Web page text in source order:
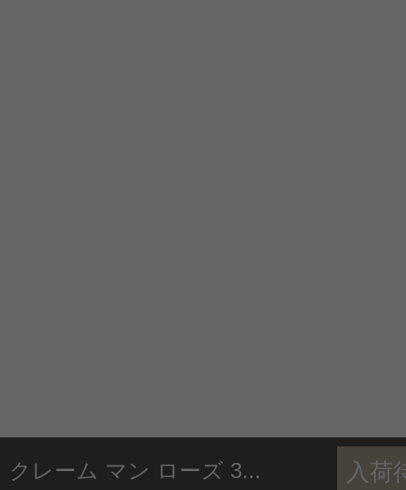
クレーム マン ローズ 3... 入荷